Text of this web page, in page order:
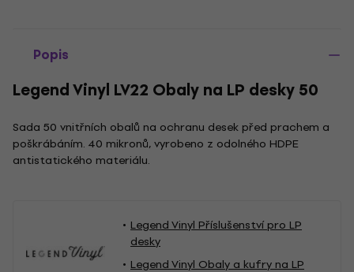
Popis
Legend Vinyl LV22 Obaly na LP desky 50
Sada 50 vnitřních obalů na ochranu desek před prachem a
poškrábáním. 40 mikronů, vyrobeno z odolného HDPE
antistatického materiálu.
Legend Vinyl Příslušenství pro LP
desky
Legend Vinyl Obaly a kufry na LP